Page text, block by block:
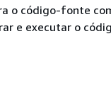
o código-fonte
e executar o